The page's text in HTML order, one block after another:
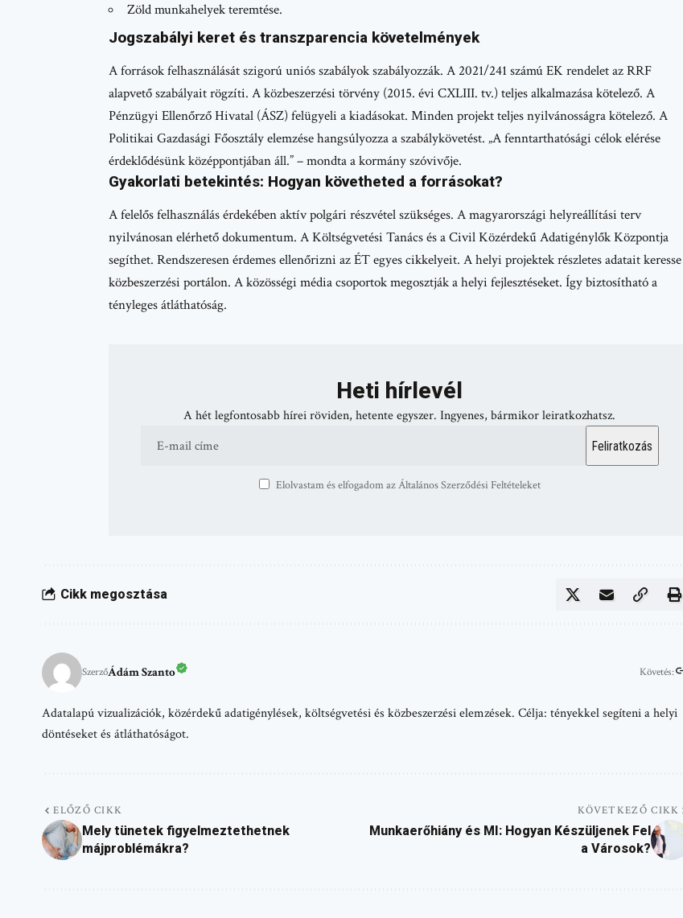
Zöld munkahelyek teremtése.
Jogszabályi keret és transzparencia követelmények
A források felhasználását szigorú uniós szabályok szabályozzák. A 2021/241 számú EK rendelet az RRF
alapvető szabályait rögzíti. A közbeszerzési törvény (2015. évi CXLIII. tv.) teljes alkalmazása kötelező. A
Pénzügyi Ellenőrző Hivatal (ÁSZ) felügyeli a kiadásokat. Minden projekt teljes nyilvánosságra kötelező. A
Politikai Gazdasági Főosztály elemzése hangsúlyozza a szabálykövetést. „A fenntarthatósági célok elérése
érdeklődésünk középpontjában áll.” – mondta a kormány szóvivője.
Gyakorlati betekintés: Hogyan követheted a forrásokat?
A felelős felhasználás érdekében aktív polgári részvétel szükséges. A magyarországi helyreállítási terv
nyilvánosan elérhető dokumentum. A Költségvetési Tanács és a Civil Közérdekű Adatigénylők Központja
segíthet. Rendszeresen érdemes ellenőrizni az ÉT egyes cikkelyeit. A helyi projektek részletes adatait
közbeszerzési portálon. A közösségi média csoportok megosztják a helyi fejlesztéseket. Így biztosítható a
tényleges átláthatóság.
Heti hírlevél
A hét legfontosabb hírei röviden, hetente egyszer. Ingyenes, bármikor leiratkozhatsz.
Elolvastam és elfogadom az Általános Szerződési Feltételeket
Cikk megosztása
SzerzőÁdám Szanto Követés:
Adatalapú vizualizációk, közérdekű adatigénylések, költségvetési és közbeszerzési elemzések. Célja: tényekkel segíteni a helyi
döntéseket és átláthatóságot.
ELŐZŐ CIKK
Mely tünetek figyelmeztethetnek
májproblémákra?
KÖVETKEZŐ CIKK
Munkaerőhiány és MI: Hogyan Készüljenek Fel
a Városok?